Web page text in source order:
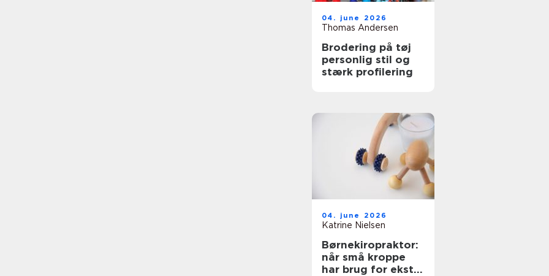
04. june 2026
Thomas Andersen
Brodering på tøj
personlig stil og
stærk profilering
04. june 2026
Katrine Nielsen
Børnekiropraktor:
når små kroppe
har brug for ekstra